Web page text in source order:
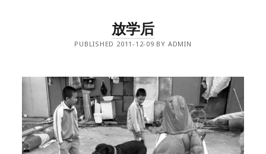
放学后
PUBLISHED 2011-12-09 BY ADMIN